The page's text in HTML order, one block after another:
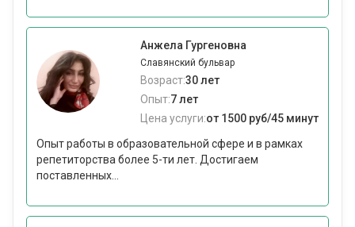
Анжела Гургеновна
Славянский бульвар
Возраст:30 лет
Опыт:7 лет
Цена услуги:от 1500 руб/45 минут
Опыт работы в образовательной сфере и в рамках
репетиторства более 5-ти лет. Достигаем
поставленных...